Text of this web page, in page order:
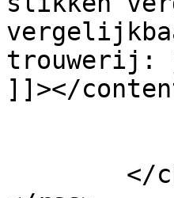
trouwerij:
]]></